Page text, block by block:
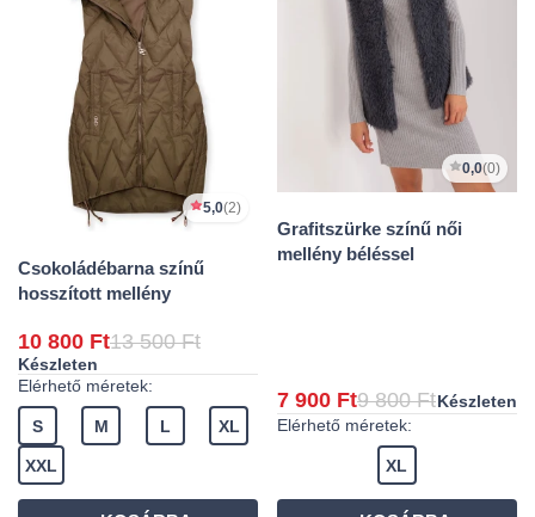
5,0(2)
Csokoládébarna színű
hosszított mellény
10 800 Ft13 500 Ft
Készleten
Elérhető méretek:
S M L XL
XXL
0,0(0)
Grafitszürke színű női
mellény béléssel
7 900 Ft9 800 FtKészleten
Elérhető méretek:
XL